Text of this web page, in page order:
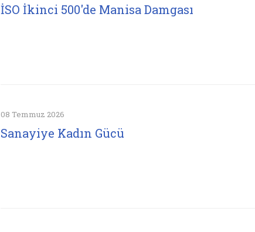
İSO İkinci 500'de Manisa Damgası
08 Temmuz 2026
Sanayiye Kadın Gücü